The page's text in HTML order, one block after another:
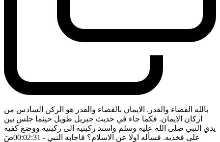
بالله القضاء والقدر. الايمان بالقضاء والقدر هو الركن السادس من
اركان الايمان. فكما جاء في حديث جبريل طويل حينما جلس بين
يدي النبي صلى الله عليه وسلم واسند ركبتيه الى ركبتيه ووضع كفيه
على فخذيه. فسأله اولا عن الاسلام؟ فاجابه النبي - 00:02:31 ضَ